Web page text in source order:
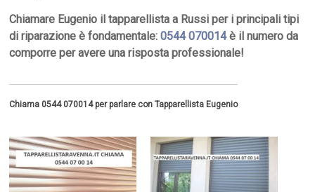
Chiamare Eugenio il tapparellista a Russi per i principali tipi
di riparazione è fondamentale:0544 070014è il numero da
comporre per avere una risposta professionale!
Chiama 0544 070014 per parlare con Tapparellista Eugenio